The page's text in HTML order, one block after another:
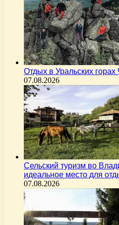
Отдых в Уральских горах
07.08.2026
Сельский туризм во
идеальное место для
07.08.2026